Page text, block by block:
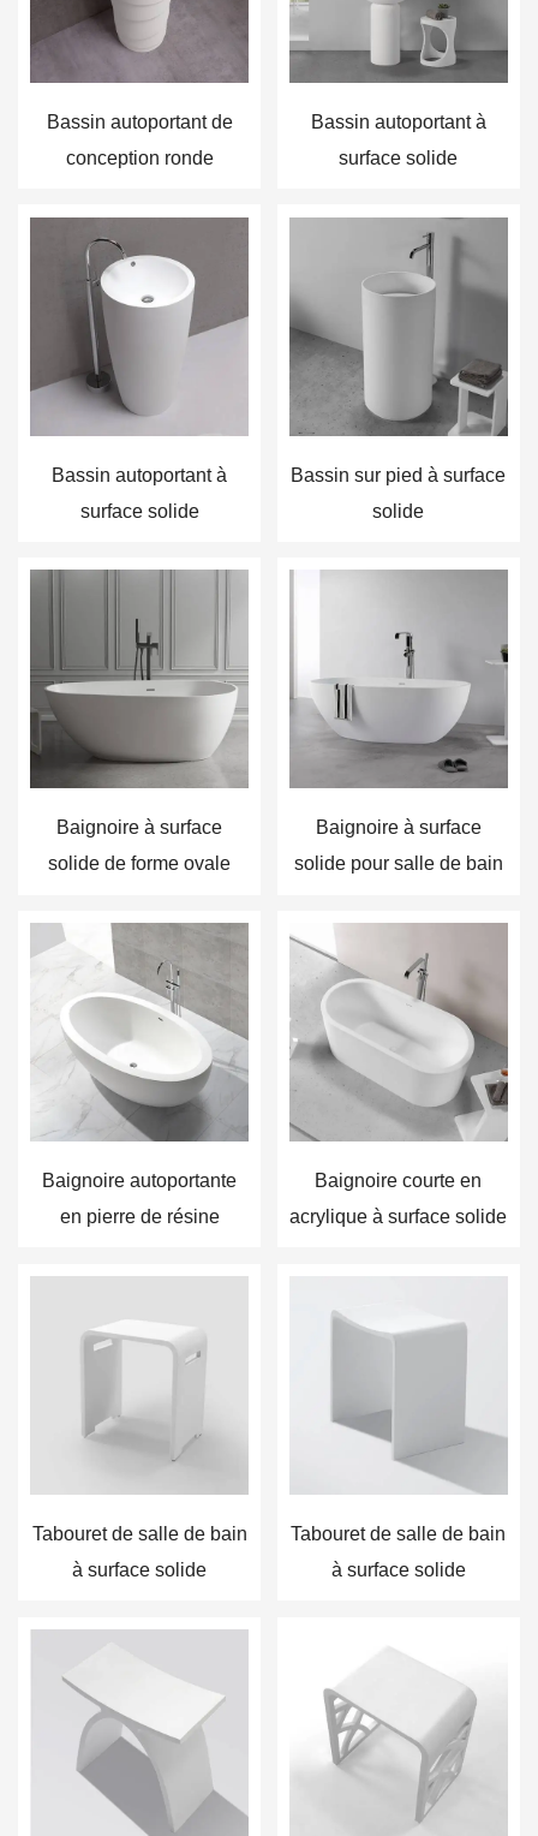
Bassin autoportant de
conception ronde
Bassin autoportant à
surface solide
Bassin autoportant à
surface solide
Bassin sur pied à surface
solide
Baignoire à surface
solide de forme ovale
Baignoire à surface
solide pour salle de bain
Baignoire autoportante
en pierre de résine
Baignoire courte en
acrylique à surface solide
Tabouret de salle de bain
à surface solide
Tabouret de salle de bain
à surface solide